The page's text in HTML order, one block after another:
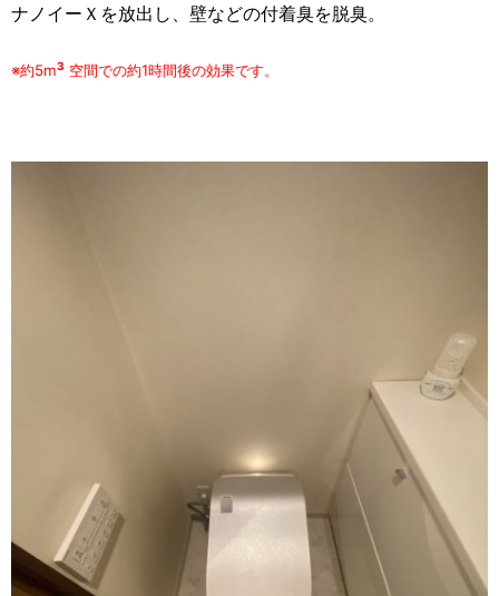
ナノイーＸを放出し、壁などの付着臭を脱臭。
※約5m3 空間での約1時間後の効果です。